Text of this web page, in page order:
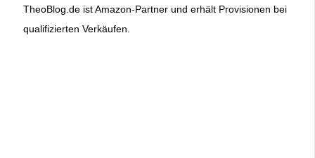
TheoBlog.de ist Amazon-Partner und erhält Provisionen bei
qualifizierten Verkäufen.